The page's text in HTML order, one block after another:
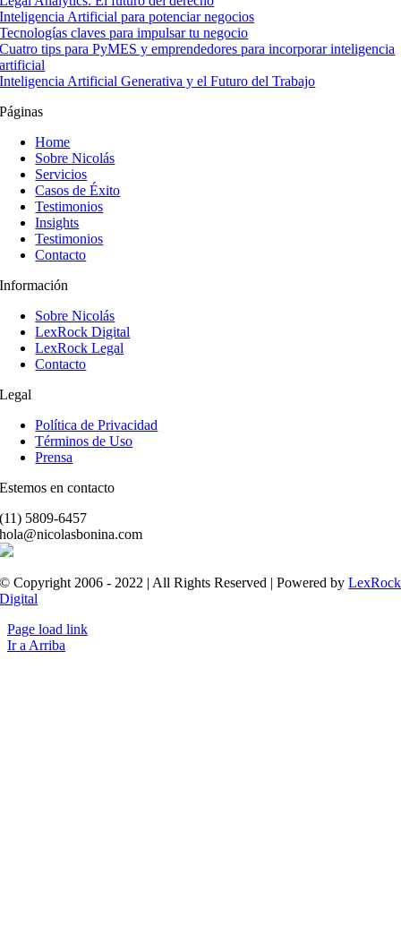
Inteligencia Artificial para potenciar negocios
Tecnologías claves para impulsar tu negocio
Cuatro tips para PyMES y emprendedores para incorporar inteligencia
artificial
Inteligencia Artificial Generativa y el Futuro del Trabajo
Páginas
Home
Sobre Nicolás
Servicios
Casos de Éxito
Testimonios
Insights
Testimonios
Contacto
Información
Sobre Nicolás
LexRock Digital
LexRock Legal
Contacto
Legal
Política de Privacidad
Términos de Uso
Prensa
Estemos en contacto
(11) 5809-6457
hola@nicolasbonina.com
© Copyright 2006 - 2022 | All Rights Reserved | Powered byLexRock
Digital
Page load link
Ir a Arriba